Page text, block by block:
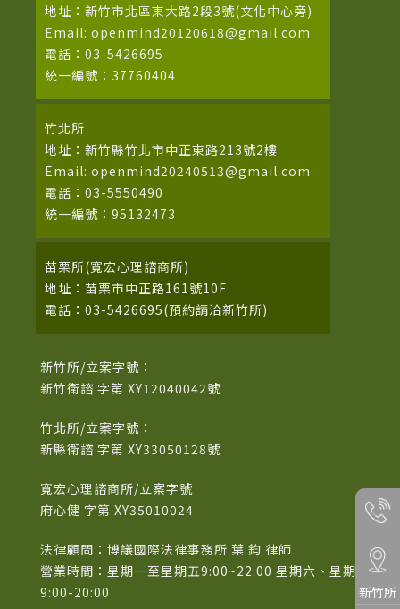
地址：新竹市北區東大路2段3號(文化中心旁)
Email: openmind20120618@gmail.com
電話：03-5426695
統一編號：37760404
竹北所
地址：新竹縣竹北市中正東路213號2樓
Email: openmind20240513@gmail.com
電話：03-5550490
統一編號：95132473
苗栗所(寬宏心理諮商所)
地址：苗栗市中正路161號10F
電話：03-5426695(預約請洽新竹所)
新竹所/立案字號：
新竹衛諮 字第 XY12040042號
竹北所/立案字號：
新縣衛諮 字第 XY33050128號
寬宏心理諮商所/立案字號
府心健 字第 XY35010024
法律顧問：博議國際法律事務所 葉 鈞 律師
營業時間：星期一至星期五9:00~22:00 星期六、星期日
9:00-20:00
新竹所